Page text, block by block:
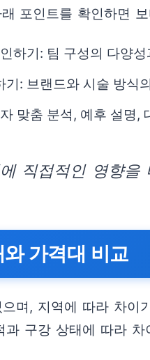
포인트를 확인하면
하기: 팀 구성의 다양
기: 브랜드와 시술 방
맞춤 분석, 예후 설명,
직접적인 영향
가격대 비교
며, 지역에 따라 차
구강 상태에 따라